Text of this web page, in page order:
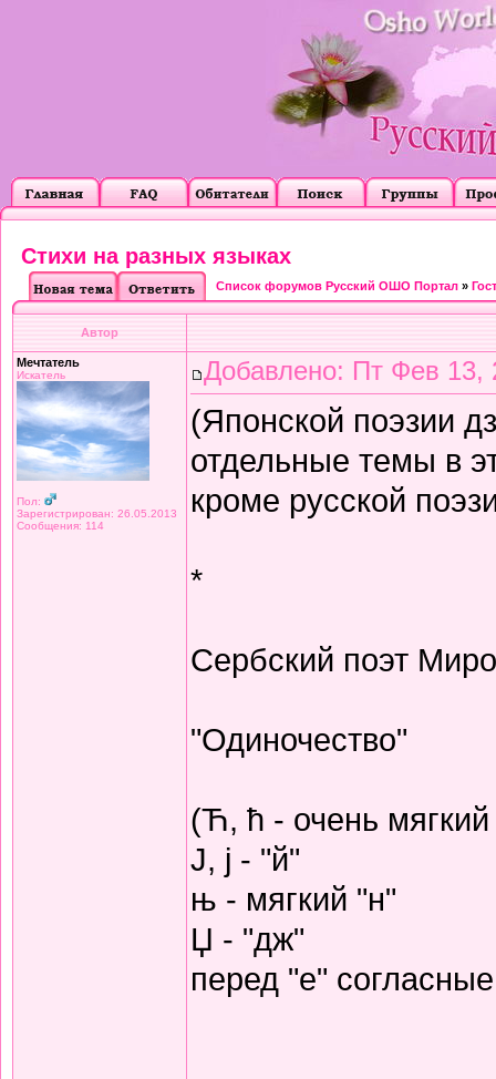
Стихи на разных языках
Список форумов Русский ОШО Портал »
Автор
Мечтатель
Искатель
Пол:
Зарегистрирован: 26.05.2013
Сообщения: 114
Добавлено: Пт Фев 13,
(Японской поэзии
отдельные темы в
кроме русской
*
Сербский поэт
"Одиночество"
(Ћ, ћ - очень мягкий
Ј, ј - "й"
њ - мягкий "н"
Џ - "дж"
перед "е"